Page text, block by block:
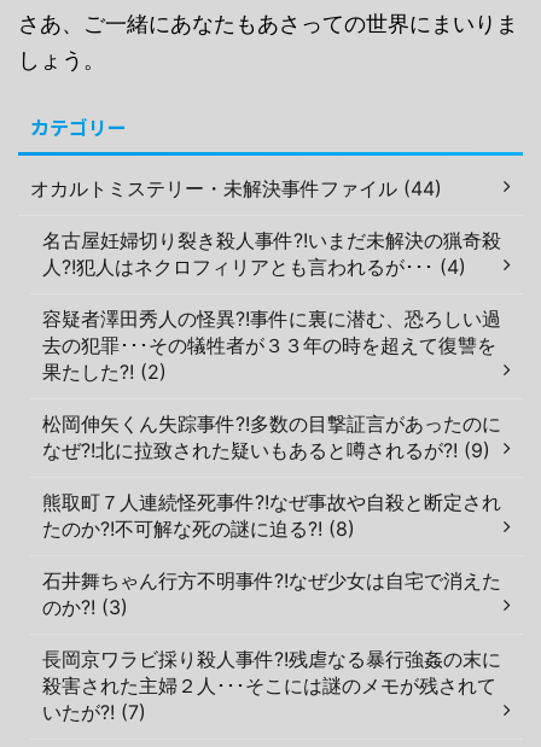
さあ、ご一緒にあなたもあさっての世界にまいりま
しょう。
カテゴリー
オカルトミステリー・未解決事件ファイル (44)
名古屋妊婦切り裂き殺人事件?!いまだ未解決の猟奇殺
人?!犯人はネクロフィリアとも言われるが･･･ (4)
容疑者澤田秀人の怪異?!事件に裏に潜む、恐ろしい過
去の犯罪･･･その犠牲者が３３年の時を超えて復讐を
果たした?! (2)
松岡伸矢くん失踪事件?!多数の目撃証言があったのに
なぜ?!北に拉致された疑いもあると噂されるが?! (9)
熊取町７人連続怪死事件?!なぜ事故や自殺と断定され
たのか?!不可解な死の謎に迫る?! (8)
石井舞ちゃん行方不明事件?!なぜ少女は自宅で消えた
のか?! (3)
長岡京ワラビ採り殺人事件?!残虐なる暴行強姦の末に
殺害された主婦２人･･･そこには謎のメモが残されて
いたが?! (7)